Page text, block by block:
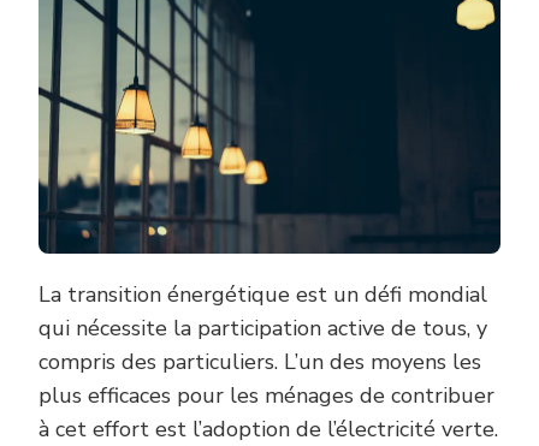
La transition énergétique est un défi mondial
qui nécessite la participation active de tous, y
compris des particuliers. L’un des moyens les
plus efficaces pour les ménages de contribuer
à cet effort est l’adoption de l’électricité verte.